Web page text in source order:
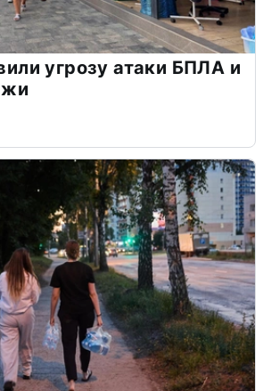
угрозу атаки БПЛА и